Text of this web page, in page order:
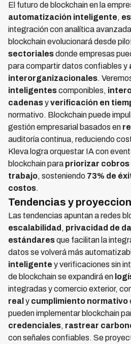
El futuro de blockchain en la
automatización inteligente,
integración con analítica
blockchain evolucionará desde
sectorialesdonde empresas
para compartir datos confiables y
interorganizacionales.
inteligentescomponibles,
cadenasyverificación en
normativo. Blockchain puede
gestión empresarial basados en
auditoría continua, reduciendo
Kleva logra orquestar IA con
blockchain para priorizar cobros
trabajo, sosteniendo 73% de
costos.
Tendencias y
Las tendencias apuntan a redes
escalabilidad , privacidad de
estándaresque facilitan la
datos se volverá más
inteligente y verificaciones sin
de blockchain se expandirá en
integradas y comercio exterior,
real y cumplimiento normativo
pueden implementar blockchain
credenciales, rastrear
con señales confiables. Se